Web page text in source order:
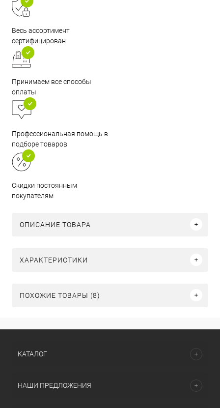
Весь ассортимент
сертифицирован
Принимаем все способы
оплаты
Профессиональная помощь в
подборе товаров
Скидки постоянным
покупателям
ОПИСАНИЕ ТОВАРА
ХАРАКТЕРИСТИКИ
ПОХОЖИЕ ТОВАРЫ (8)
КАТАЛОГ
НАШИ ПРЕДЛОЖЕНИЯ